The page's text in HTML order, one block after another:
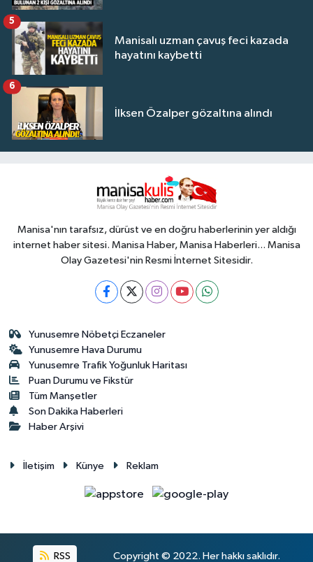
Manisalı uzman çavuş feci kazada
hayatını kaybetti
5
İlksen Özalper gözaltına alındı
6
Manisa'nın tarafsız, dürüst ve en doğru haberlerinin yer aldığı
internet haber sitesi. Manisa Haber, Manisa Haberleri... Manisa
Olay Gazetesi'nin Resmi İnternet Sitesidir.
Yunusemre Nöbetçi Eczaneler
Yunusemre Hava Durumu
Yunusemre Trafik Yoğunluk Haritası
Puan Durumu ve Fikstür
Tüm Manşetler
Son Dakika Haberleri
Haber Arşivi
İletişim Künye Reklam
RSS Copyright © 2022. Her hakkı saklıdır.